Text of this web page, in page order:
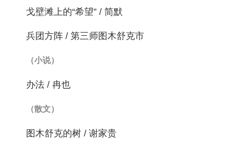
戈壁滩上的“希望” / 简默
兵团方阵 / 第三师图木舒克市
（小说）
办法 / 冉也
（散文）
图木舒克的树 / 谢家贵